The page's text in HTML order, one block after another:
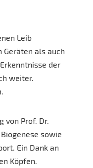
Leib
als auch
der
weiter.
Prof. Dr.
sowie
Ein Dank an
Köpfen.